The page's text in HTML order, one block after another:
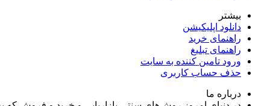
بیشتر
دانلود اپلیکیشن
راهنمای خرید
راهنمای تبلیغ
ورود تامین کننده به سایت
حذف حساب کاربری
درباره ما